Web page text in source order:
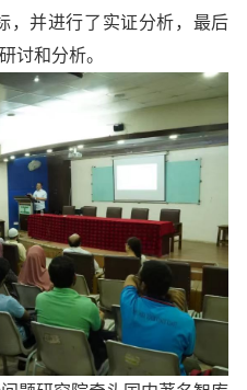
，并进行了实证分析，最后
讨和分析。